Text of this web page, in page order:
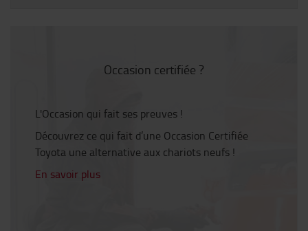
Occasion certifiée ?
L'Occasion qui fait ses preuves !
Découvrez ce qui fait d’une Occasion Certifiée
Toyota une alternative aux chariots neufs !
En savoir plus